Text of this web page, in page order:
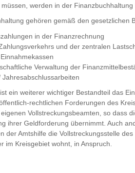
werden in der Finanzbuchhaltung
gehören gemäß den gesetzlichen
in der Finanzrechnung
und der zentralen
Verwaltung der
ein weiterer wichtiger Bestandteil das
rechtlichen Forderungen des
Vollstreckungsbeamten, so dass
ihrer Geldforderung übernimmt. Auch
der Amtshilfe die Vollstreckungsstelle
im Kreisgebiet wohnt, in Anspruch.